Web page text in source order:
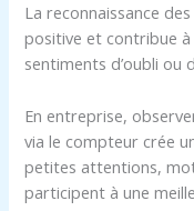
La reconnaissance
positive et contribue à
sentiments d’oubli ou
En entreprise,
via le compteur crée
petites attentions,
participent à une